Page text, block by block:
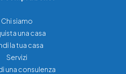
Chi siamo
una casa
la tua casa
Servizi
una consulenza